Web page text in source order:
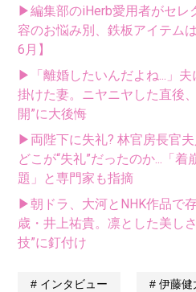
▶編集部のiHerb愛用者がセレ
容のお悩み別、鉄板アイテム
6月】
▶「離婚したいんだよね...」
掛けた妻。ニヤニヤした直後
開”に大後悔
▶両陛下に失礼? 林官房長官夫
どこが“失礼”だったのか...「着
題」と専門家も指摘
▶朝ドラ、大河とNHK作品で
歳・井上祐貴。凛とした美し
技”に釘付け
インタビュー 伊藤健